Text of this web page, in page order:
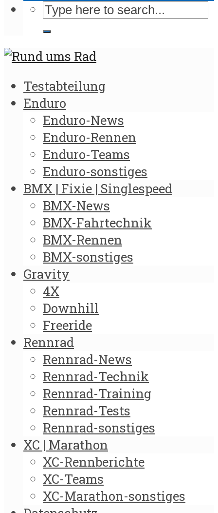
Testabteilung
Enduro
Enduro-News
Enduro-Rennen
Enduro-Teams
Enduro-sonstiges
BMX | Fixie | Singlespeed
BMX-News
BMX-Fahrtechnik
BMX-Rennen
BMX-sonstiges
Gravity
4X
Downhill
Freeride
Rennrad
Rennrad-News
Rennrad-Technik
Rennrad-Training
Rennrad-Tests
Rennrad-sonstiges
XC | Marathon
XC-Rennberichte
XC-Teams
XC-Marathon-sonstiges